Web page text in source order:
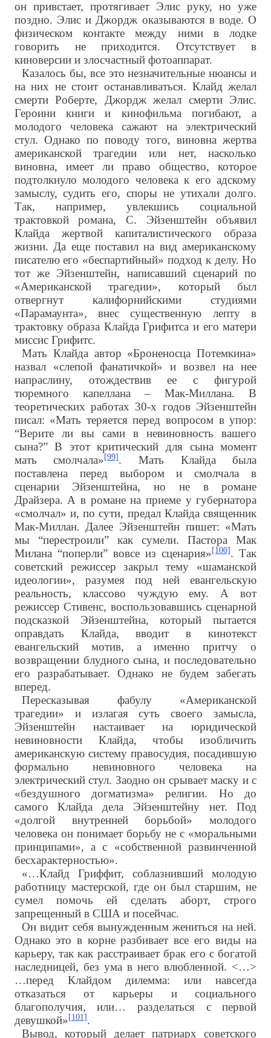
он привстает, протягивает Элис руку, но уже
поздно. Элис и Джордж оказываются в воде. О
физическом контакте между ними в лодке
говорить не приходится. Отсутствует в
киноверсии и злосчастный фотоаппарат.
Казалось бы, все это незначительные нюансы и
на них не стоит останавливаться. Клайд желал
смерти Роберте, Джордж желал смерти Элис.
Героини книги и кинофильма погибают, а
молодого человека сажают на электрический
стул. Однако по поводу того, виновна жертва
американской трагедии или нет, насколько
виновна, имеет ли право общество, которое
подтолкнуло молодого человека к его адскому
замыслу, судить его, споры не утихали долго.
Так, например, увлекшись социальной
трактовкой романа, С. Эйзенштейн объявил
Клайда жертвой капиталистического образа
жизни. Да еще поставил на вид американскому
писателю его «беспартийный» подход к делу. Но
тот же Эйзенштейн, написавший сценарий по
«Американской трагедии», который был
отвергнут калифорнийскими студиями
«Парамаунта», внес существенную лепту в
трактовку образа Клайда Грифитса и его матери
миссис Грифитс.
Мать Клайда автор «Броненосца Потемкина»
назвал «слепой фанатичкой» и возвел на нее
напраслину, отождествив ее с фигурой
тюремного капеллана – Мак-Миллана. В
теоретических работах 30-х годов Эйзенштейн
писал: «Мать теряется перед вопросом в упор:
“Верите ли вы сами в невиновность вашего
сына?” В этот критический для сына момент
мать смолчала»[99]. Мать Клайда была
поставлена перед выбором и смолчала в
сценарии Эйзенштейна, но не в романе
Драйзера. А в романе на приеме у губернатора
«смолчал» и, по сути, предал Клайда священник
Мак-Миллан. Далее Эйзенштейн пишет: «Мать
мы “перестроили” как сумели. Пастора Мак
Милана “поперли” вовсе из сценария»[100]. Так
советский режиссер закрыл тему «шаманской
идеологии», разумея под ней евангельскую
реальность, классово чуждую ему. А вот
режиссер Стивенс, воспользовавшись сценарной
подсказкой Эйзенштейна, который пытается
оправдать Клайда, вводит в кинотекст
евангельский мотив, а именно притчу о
возвращении блудного сына, и последовательно
его разрабатывает. Однако не будем забегать
вперед.
Пересказывая фабулу «Американской
трагедии» и излагая суть своего замысла,
Эйзенштейн настаивает на юридической
невиновности Клайда, чтобы изобличить
американскую систему правосудия, посадившую
формально невиновного человека на
электрический стул. Заодно он срывает маску и с
«бездушного догматизма» религии. Но до
самого Клайда дела Эйзенштейну нет. Под
«долгой внутренней борьбой» молодого
человека он понимает борьбу не с «моральными
принципами», а с «собственной развинченной
бесхарактерностью».
«…Клайд Гриффит, соблазнивший молодую
работницу мастерской, где он был старшим, не
сумел помочь ей сделать аборт, строго
запрещенный в США и посейчас.
Он видит себя вынужденным жениться на ней.
Однако это в корне разбивает все его виды на
карьеру, так как расстраивает брак его с богатой
наследницей, без ума в него влюбленной. <…>
…перед Клайдом дилемма: или навсегда
отказаться от карьеры и социального
благополучия, или… разделаться с первой
девушкой»[101].
Вывод, который делает патриарх советского